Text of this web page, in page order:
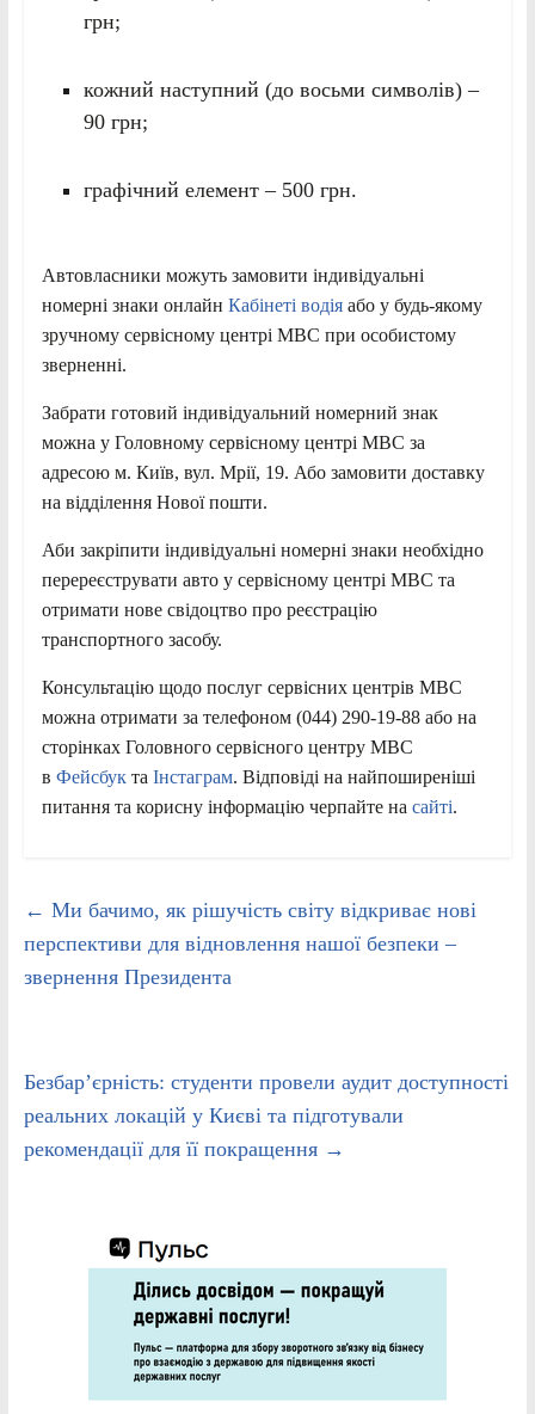
грн;
кожний наступний (до восьми символів) –
90 грн;
графічний елемент – 500 грн.
Автовласники можуть замовити індивідуальні
номерні знаки онлайн Кабінеті водіяабо у будь-якому
зручному сервісному центрі МВС при особистому
зверненні.
Забрати готовий індивідуальний номерний знак
можна у Головному сервісному центрі МВС за
адресою м. Київ, вул. Мрії, 19. Або замовити доставку
на відділення Нової пошти.
Аби закріпити індивідуальні номерні знаки необхідно
перереєструвати авто у сервісному центрі МВС та
отримати нове свідоцтво про реєстрацію
транспортного засобу.
Консультацію щодо послуг сервісних центрів МВС
можна отримати за телефоном (044) 290-19-88 або на
сторінках Головного сервісного центру МВС
в Фейсбукта Інстаграм. Відповіді на найпоширеніші
питання та корисну інформацію черпайте на сайті.
← Ми бачимо, як рішучість світу відкриває нові
перспективи для відновлення нашої безпеки –
звернення Президента
Безбар’єрність: студенти провели аудит доступності
реальних локацій у Києві та підготували
рекомендації для її покращення →